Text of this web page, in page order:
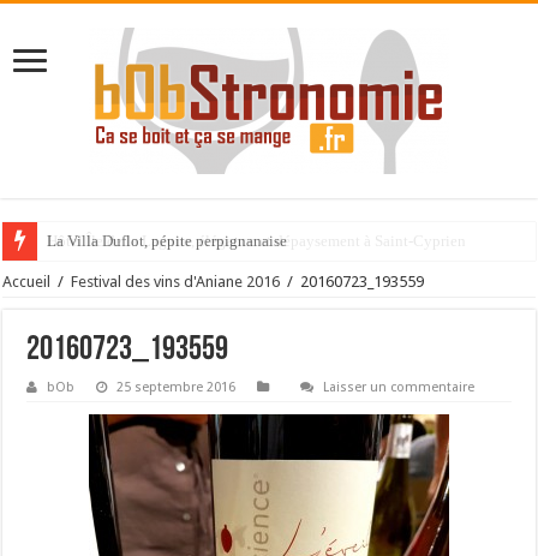
La Villa Duflot, pépite perpignanaise
Accueil / Festival des vins d'Aniane 2016 / 20160723_193559
20160723_193559
bOb 25 septembre 2016 Laisser un commentaire